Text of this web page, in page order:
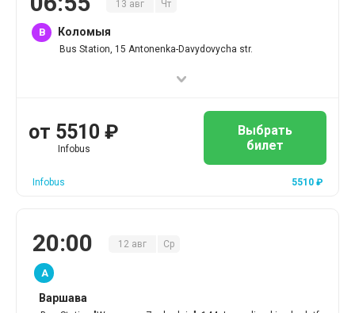
13 авг Чт
B Коломыя
Bus Station, 15 Antonenka-Davydovycha str.
от 5510 ₽
Infobus
Выбрать
билет
Infobus 5510 ₽
20:00 12 авг Ср
A
Варшава